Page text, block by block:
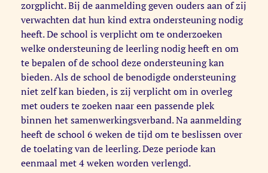
zorgplicht. Bij de aanmelding geven ouders aan of zij
verwachten dat hun kind extra ondersteuning nodig
heeft. De school is verplicht om te onderzoeken
welke ondersteuning de leerling nodig heeft en om
te bepalen of de school deze ondersteuning kan
bieden. Als de school de benodigde ondersteuning
niet zelf kan bieden, is zij verplicht om in overleg
met ouders te zoeken naar een passende plek
binnen het samenwerkingsverband. Na aanmelding
heeft de school 6 weken de tijd om te beslissen over
de toelating van de leerling. Deze periode kan
eenmaal met 4 weken worden verlengd.